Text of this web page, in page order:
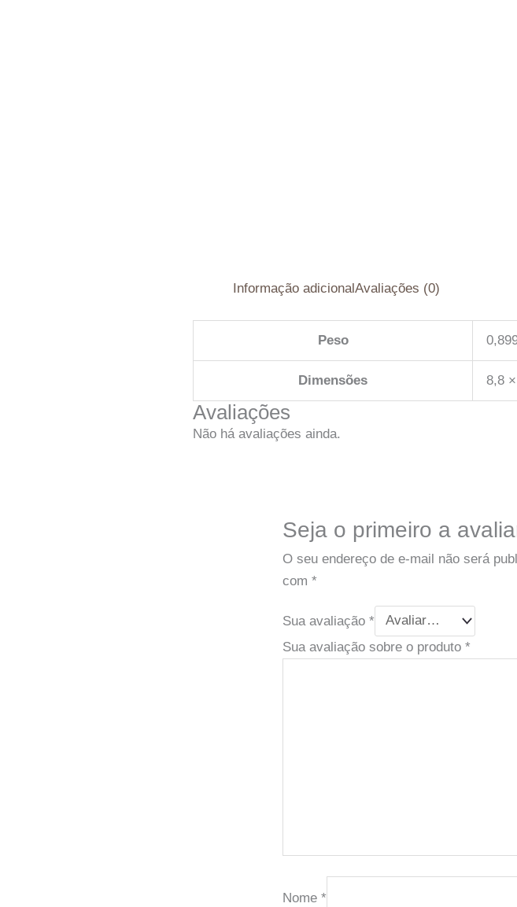
Informação adicionalAvaliações (0)
Peso
Dimensões 8,8
Avaliações
Não há avaliações ainda.
Seja o primeiro a
O seu endereço de e-mail não será
com *
Sua avaliação *
Sua avaliação sobre o produto *
Nome *